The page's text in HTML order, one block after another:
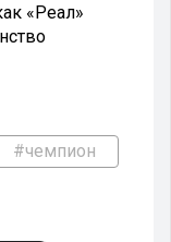
«Реал»
#чемпион